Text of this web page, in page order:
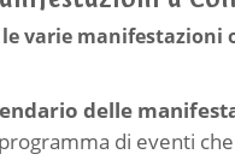
varie manifestazioni
delle
di eventi